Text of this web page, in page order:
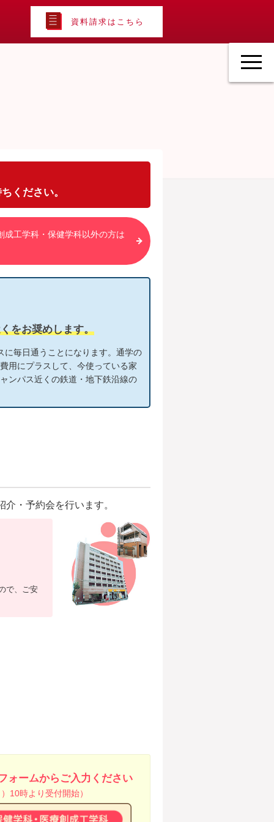
資料請求はこちら
ください。
成工学科・保健学科以外の方は
をお奨めします。
に毎日通うことになります。通学の
用にプラスして、今使っている家
ンパス近くの鉄道・地下鉄沿線の
・予約会を行います。
で、ご安
ォームから ご入力ください
10時より受付開始）